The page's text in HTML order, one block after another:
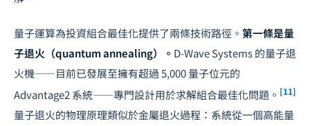
量子運算為投資組合最佳化提供了兩條技術路徑。 第一條是量
子退火（quantum annealing）。 D-Wave Systems 的量子退
火機——目前已發展至擁有超過 5,000 量子位元的
Advantage2 系統——專門設計用於求解組合最佳化問題。 [11]
量子退火的物理原理類似於金屬退火過程：系統從一個高能量